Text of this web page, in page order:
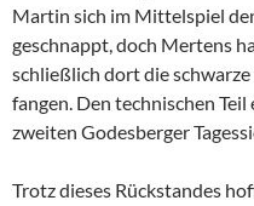
Martin sich im Mittelspiel
geschnappt, doch Mertens
schließlich dort die
fangen. Den technischen
zweiten Godesberger
Trotz dieses Rückstandes